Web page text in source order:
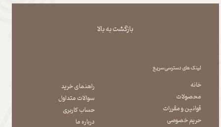
بازگشت به بالا
لینک های دسترسی سریع
خانه
محصولات
قوانین و مقررات
حریم خصوصی
راهنمای خرید
سوالات متداول
حساب کاربری
درباره ما